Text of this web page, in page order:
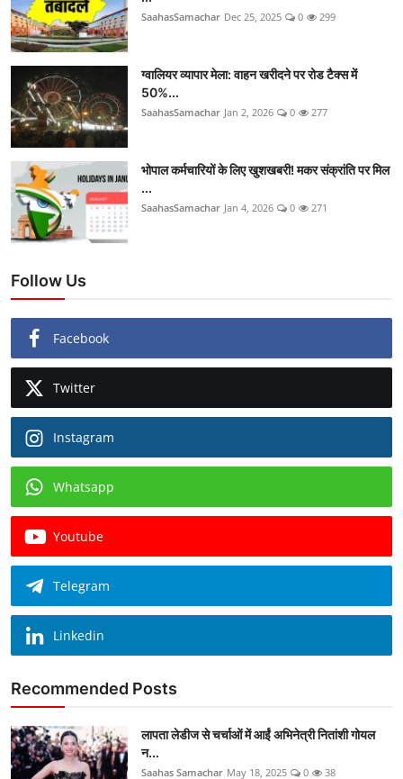
SaahasSamachar Dec 25, 2025 0 299
ग्वालियर व्यापार मेला: वाहन खरीदने पर रोड टैक्स में
50%...
SaahasSamachar Jan 2, 2026 0 277
भोपाल कर्मचारियों के लिए खुशखबरी! मकर संक्रांति पर मिल
...
SaahasSamachar Jan 4, 2026 0 271
Follow Us
Facebook
Twitter
Instagram
Whatsapp
Youtube
Telegram
Linkedin
Recommended Posts
लापता लेडीज से चर्चाओं में आईं अभिनेत्री नितांशी गोयल
न...
Saahas Samachar May 18, 2025 0 38